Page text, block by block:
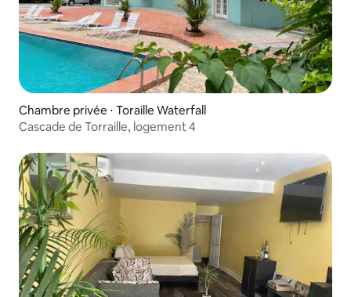
Chambre privée ⋅ Toraille Waterfall
Cascade de Torraille, logement 4